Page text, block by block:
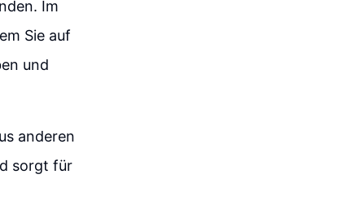
Im
Sie auf
und
anderen
sorgt für